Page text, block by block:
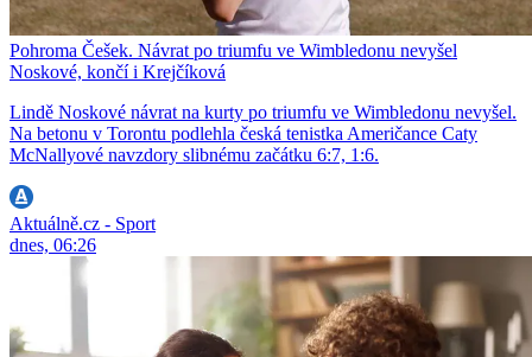
Pohroma Češek. Návrat po triumfu ve Wimbledonu nevyšel
Noskové, končí i Krejčíková
Lindě Noskové návrat na kurty po triumfu ve Wimbledonu nevyšel.
Na betonu v Torontu podlehla česká tenistka Američance Caty
McNallyové navzdory slibnému začátku 6:7, 1:6.
Aktuálně.cz - Sport
dnes, 06:26